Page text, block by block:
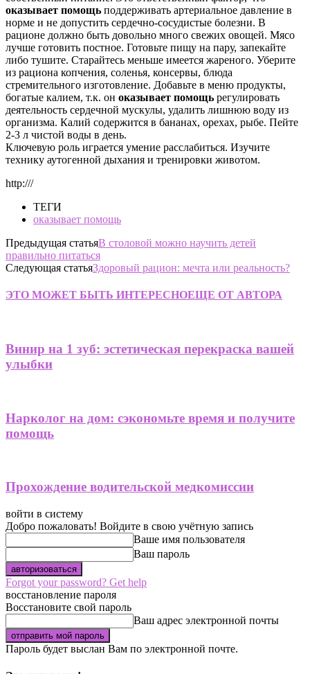
оказывает помощь поддерживать артериальное давление в
норме и не допустить сердечно-сосудистые болезни. В
рационе должно быть довольно много свежих овощей. Мясо
лучше готовить постное. Готовьте пищу на пару, запекайте
либо тушите. Старайтесь меньше имеется жареного. Уберите
из рациона копчения, соленья, консервы, блюда
стремительного изготовление. Добавьте в меню продукты,
богатые калием, т.к. он оказывает помощь регулировать
деятельность сердечной мускулы, удалить лишнюю воду из
организма. Калий содержится в бананах, орехах, рыбе. Пейте
2-3 л чистой воды в день.
Ключевую роль играется умение расслабиться. Изучите
технику аутогенной дыхания и тренировки животом.
http:///
ТЕГИ
оказывает помощь
Предыдущая статьяВ столовой можно научить детей
правильно питаться
Следующая статьяЗдоровый рацион: мечта или реальность?
ЭТО МОЖЕТ БЫТЬ ИНТЕРЕСНОЕЩЕ ОТ АВТОРА
Винир на 1 зуб: эстетическая перекраска вашей
улыбки
Нарколог на дом: сэкономьте время и получите
помощь
Прохождение водительской медкомиссии
войти в систему
Добро пожаловать! Войдите в свою учётную запись
Ваше имя пользователя
Ваш пароль
Forgot your password? Get help
восстановление пароля
Восстановите свой пароль
Ваш адрес электронной почты
Пароль будет выслан Вам по электронной почте.